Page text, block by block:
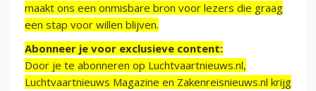
maakt ons een onmisbare bron voor lezers die graag
een stap voor willen blijven.
Abonneer je voor exclusieve content:
Door je te abonneren op Luchtvaartnieuws.nl,
Luchtvaartnieuws Magazine en Zakenreisnieuws.nl krijg